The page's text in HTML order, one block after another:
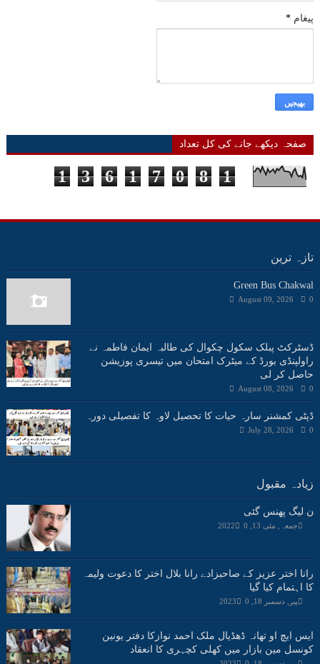
پیغام *
صفحہ دیکھے جانے کی کل تعداد
1 3 6 1 7 0 8 1
تازہ ترین
Green Bus Chakwal
August 09, 2026 0
ڈسٹرکٹ پبلک سکول چکوال کی طالبہ ایمان فاطمہ نے
راولپنڈی بورڈ کے میٹرک امتحان میں تیسری پوزیشن
حاصل کر لی
August 08, 2026 0
ڈپٹی کمشنر سارہ حیات کا تحصیل لاوہ کا تفصیلی دورہ
July 28, 2026 0
زیادہ مقبول
ن لیگ پھنس گئی
جمعہ, مئی 13, 2022 0
رانا اختر عزیز کے صاحبزادے رانا بلال اختر کا دعوت ولیمہ
کا اہتمام کیا گیا
پیر, دسمبر 18, 2023 0
ایس ایچ او تھانہ ڈھڈیال ملک احمد نوازکا دفتر یونین
کونسل مین بازار میں کھلی کچہری کا انعقاد